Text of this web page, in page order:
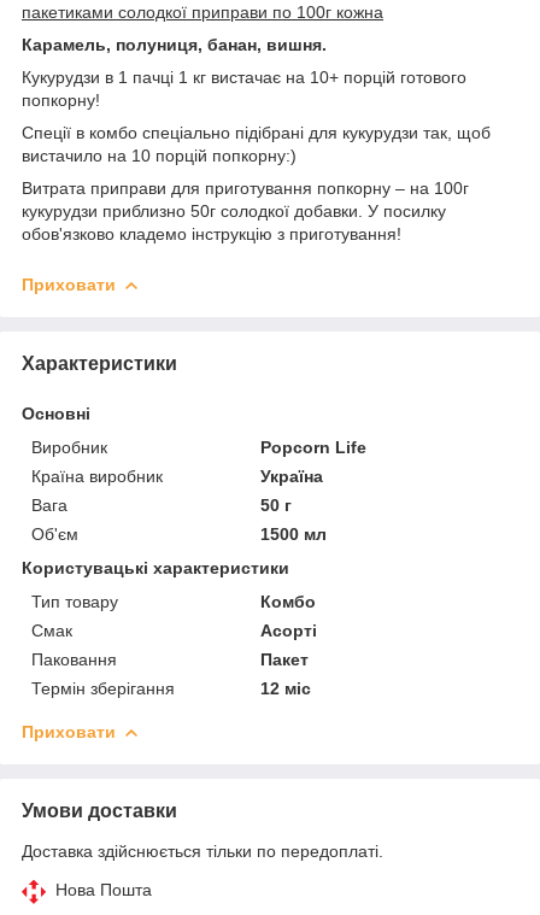
пакетиками солодкої приправи по 100г кожна
Карамель, полуниця, банан, вишня.
Кукурудзи в 1 пачці 1 кг вистачає на 10+ порцій готового
попкорну!
Спеції в комбо спеціально підібрані для кукурудзи так, щоб
вистачило на 10 порцій попкорну:)
Витрата приправи для приготування попкорну – на 100г
кукурудзи приблизно 50г солодкої добавки. У посилку
обов'язково кладемо інструкцію з приготування!
Приховати
Характеристики
Основні
Виробник
Popcorn Life
Країна виробник
Україна
Вага
50 г
Об'єм
1500 мл
Користувацькі характеристики
Тип товару
Комбо
Смак
Асорті
Паковання
Пакет
Термін зберігання
12 міс
Приховати
Умови доставки
Доставка здійснюється тільки по передоплаті.
Нова Пошта